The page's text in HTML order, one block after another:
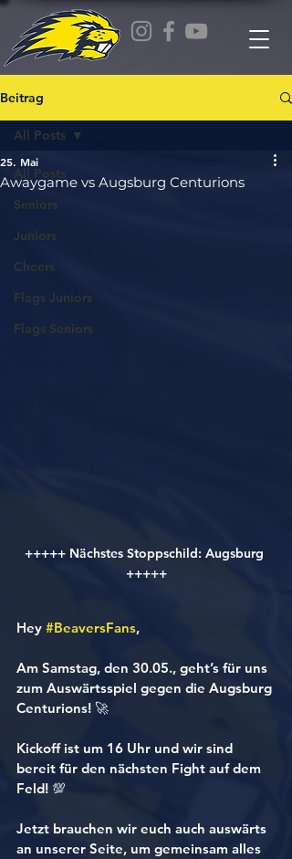
Beitrag
All Posts
Seniors
Juniors
Cheers
Flags Juniors
Flags Seniors
All Posts
Awaygame vs Augsburg Centurions
25. Mai
+++++ Nächstes Stoppschild: Augsburg
+++++
Hey #BeaversFans,
Am Samstag, den 30.05., geht’s für uns
zum Auswärtsspiel gegen die Augsburg
Centurions! 🚀
Kickoff ist um 16 Uhr und wir sind
bereit für den nächsten Fight auf dem
Feld! 💯
Jetzt brauchen wir euch auch auswärts
an unserer Seite, um gemeinsam alles